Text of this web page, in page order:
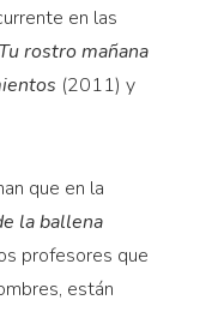
en las
Tu rostro mañana
(2011) y
que en la
la ballena
profesores que
están